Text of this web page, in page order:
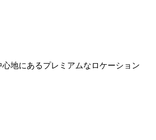
心地にあるプレミアムなロケーション